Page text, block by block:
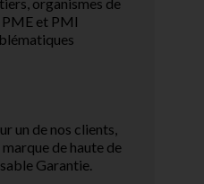
et PMI
un de nos clients,
de haute de
Garantie.